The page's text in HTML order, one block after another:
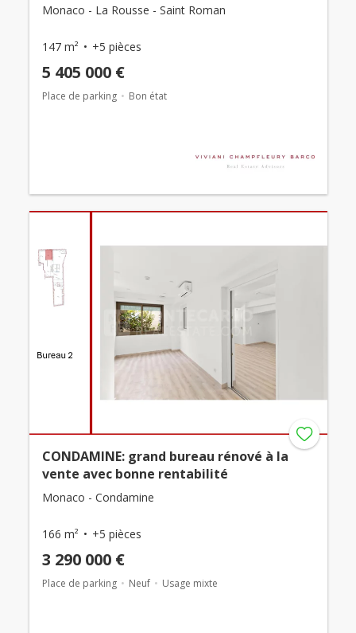
Monaco - La Rousse - Saint Roman
147 m² +5 pièces
5 405 000 €
Place de parking Bon état
CONDAMINE: grand bureau rénové à la
vente avec bonne rentabilité
Monaco - Condamine
166 m² +5 pièces
3 290 000 €
Place de parking Neuf Usage mixte